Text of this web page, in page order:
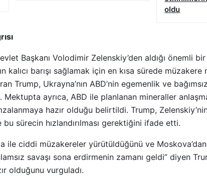
oldu
Başkanı Volodimir Zelenskiy’den aldığı önemli
kalıcı barışı sağlamak için en kısa sürede
Trump, Ukrayna’nın ABD’nin egemenlik ve
ayrıca, ABD ile planlanan mineraller
hazır olduğu belirtildi. Trump,
bu sürecin hızlandırılması gerektiğini ifade etti.
ile ciddi müzakereler yürütüldüğünü ve
savaşı sona erdirmenin zamanı geldi” diyen
olduğunu vurguladı.